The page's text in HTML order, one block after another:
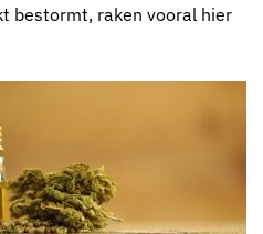
bestormt, raken vooral hier